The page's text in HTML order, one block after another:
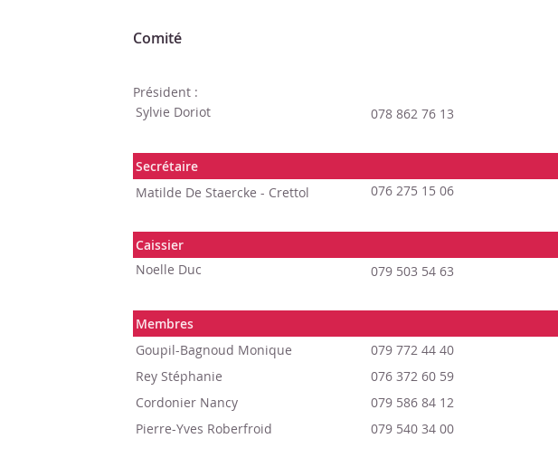
Comité
Président :
Sylvie Doriot
078 862 76 13
Secrétaire
Matilde De Staercke - Crettol
076 275 15 06
Caissier
Noelle Duc
079 503 54 63
Membres
Goupil-Bagnoud Monique
079 772 44 40
Rey Stéphanie
076 372 60 59
Cordonier Nancy
079 586 84 12
Pierre-Yves Roberfroid
079 540 34 00